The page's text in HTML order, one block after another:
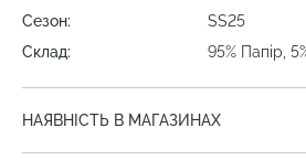
Сезон:
SS25
Склад:
95% Папір,
НАЯВНІСТЬ В МАГАЗИНАХ